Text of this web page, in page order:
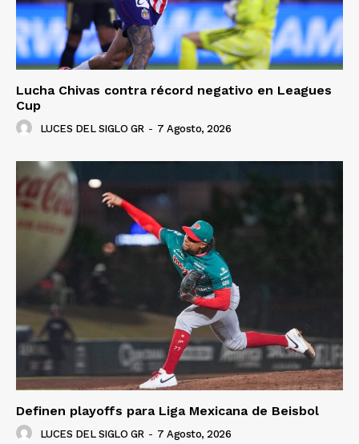
Lucha Chivas contra récord negativo en Leagues
Cup
LUCES DEL SIGLO GR - 7 Agosto, 2026
Definen playoffs para Liga Mexicana de Beisbol
LUCES DEL SIGLO GR - 7 Agosto, 2026